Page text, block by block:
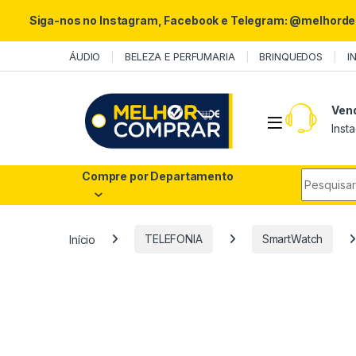
Siga-nos no Instagram, Facebook e Telegram:
Skip to navigation
Skip to contentÁUDIO BELEZA E PERFUMARIA BRINQUEDOS
Compre por Departamento
Início TELEFONIA SmartWatch